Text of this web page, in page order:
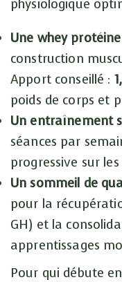
physiologique
Une whey
construction
Apport conseillé :
poids de corps et
Un entraînement
séances par
progressive sur
Un sommeil de
pour la
GH) et la
apprentissages
Pour qui débute